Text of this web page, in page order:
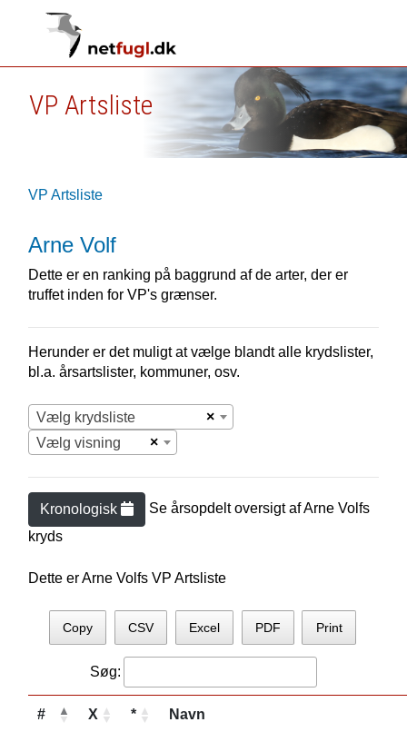
VP Artsliste
VP Artsliste
Arne Volf
Dette er en ranking på baggrund af de arter, der er
truffet inden for VP's grænser.
Herunder er det muligt at vælge blandt alle krydslister,
bl.a. årsartslister, kommuner, osv.
×
Vælg krydsliste
×
Vælg visning
Kronologisk Se årsopdelt oversigt afArne Volfs
kryds
Dette er Arne Volfs VP Artsliste
Copy CSV Excel PDF Print
Søg:
# X * Navn